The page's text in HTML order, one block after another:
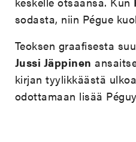
sodasta, niin Pégue
Teoksen graafisesta
Jussi Jäppinen
kirjan tyylikkäästä
odottamaan lisää